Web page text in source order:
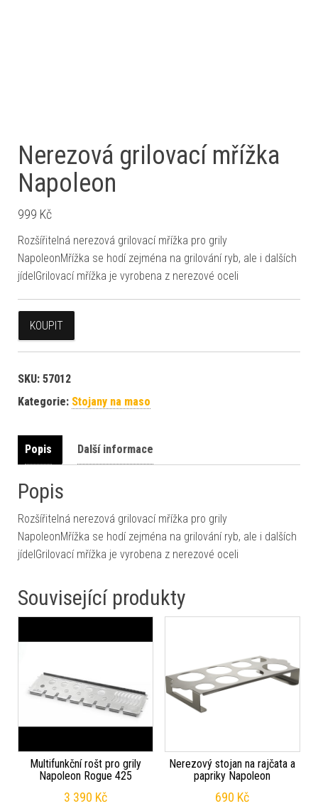
Nerezová grilovací mřížka
Napoleon
999 Kč
Rozšířitelná nerezová grilovací mřížka pro grily
NapoleonMřížka se hodí zejména na grilování ryb, ale i dalších
jídelGrilovací mřížka je vyrobena z nerezové oceli
KOUPIT
SKU: 57012
Kategorie: Stojany na maso
Popis Další informace
Popis
Rozšířitelná nerezová grilovací mřížka pro grily
NapoleonMřížka se hodí zejména na grilování ryb, ale i dalších
jídelGrilovací mřížka je vyrobena z nerezové oceli
Související produkty
Multifunkční rošt pro grily
Napoleon Rogue 425
3 390 Kč
Nerezový stojan na rajčata a
papriky Napoleon
690 Kč